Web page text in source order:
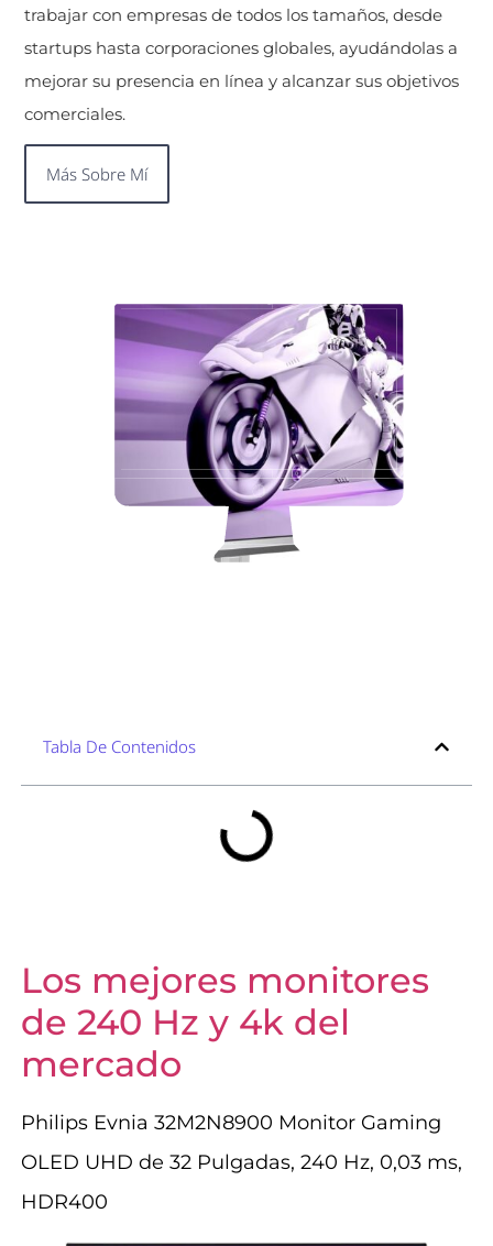
trabajar con empresas de todos los tamaños, desde
startups hasta corporaciones globales, ayudándolas a
mejorar su presencia en línea y alcanzar sus objetivos
comerciales.
Más Sobre Mí
Tabla De Contenidos
Los mejores monitores
de 240 Hz y 4k del
mercado
Philips Evnia 32M2N8900 Monitor Gaming
OLED UHD de 32 Pulgadas, 240 Hz, 0,03 ms,
HDR400